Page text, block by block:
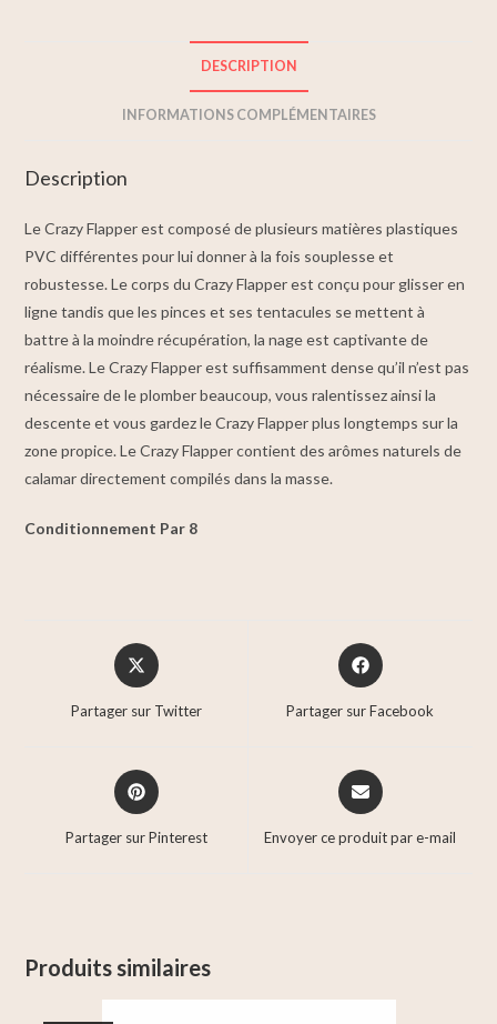
DESCRIPTION
INFORMATIONS COMPLÉMENTAIRES
Description
Le Crazy Flapper est composé de plusieurs matières plastiques
PVC différentes pour lui donner à la fois souplesse et
robustesse. Le corps du Crazy Flapper est conçu pour glisser en
ligne tandis que les pinces et ses tentacules se mettent à
battre à la moindre récupération, la nage est captivante de
réalisme. Le Crazy Flapper est suffisamment dense qu’il n’est pas
nécessaire de le plomber beaucoup, vous ralentissez ainsi la
descente et vous gardez le Crazy Flapper plus longtemps sur la
zone propice. Le Crazy Flapper contient des arômes naturels de
calamar directement compilés dans la masse.
Conditionnement Par 8
Partager sur Twitter Partager sur Facebook
Partager sur Pinterest Envoyer ce produit par e-mail
Produits similaires